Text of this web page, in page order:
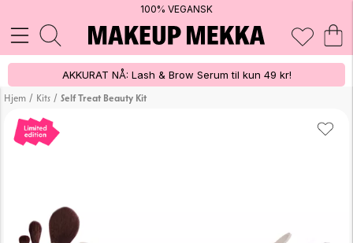
100% VEGANSK
AKKURAT NÅ: Lash & Brow Serum til kun 49 kr!
Hjem / Kits / Self Treat Beauty Kit